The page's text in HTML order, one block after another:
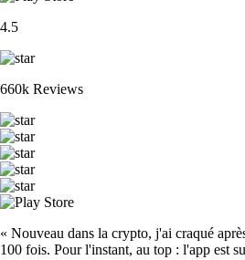
4.5
660k Reviews
« Nouveau dans la crypto, j'ai craqué
100 fois. Pour l'instant, au top : l'app est